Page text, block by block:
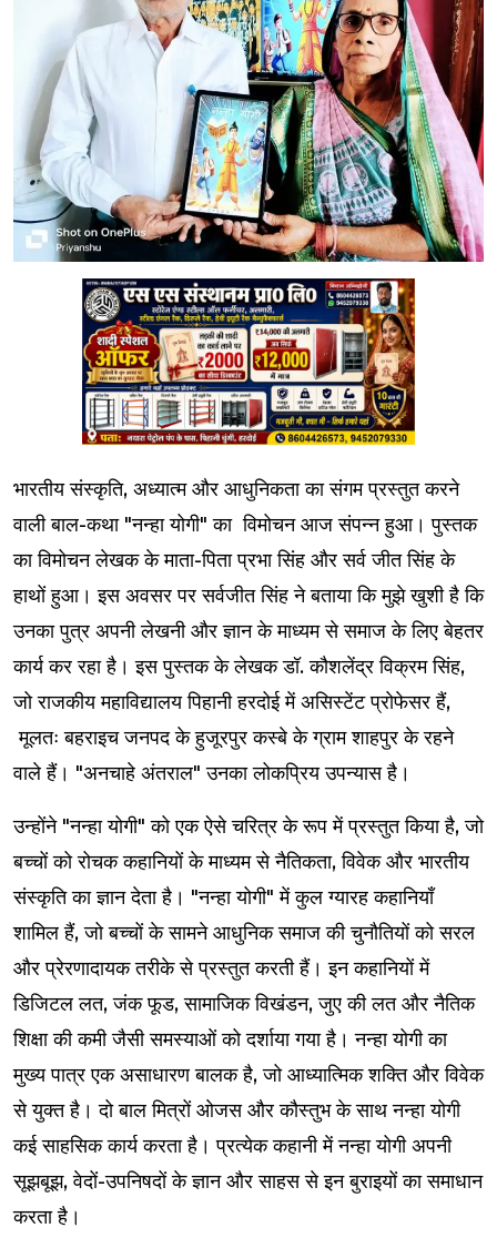
भारतीय संस्कृति, अध्यात्म और आधुनिकता का संगम प्रस्तुत करने
वाली बाल-कथा "नन्हा योगी" का विमोचन आज संपन्न हुआ। पुस्तक
का विमोचन लेखक के माता-पिता प्रभा सिंह और सर्व जीत सिंह के
हाथों हुआ। इस अवसर पर सर्वजीत सिंह ने बताया कि मुझे खुशी है कि
उनका पुत्र अपनी लेखनी और ज्ञान के माध्यम से समाज के लिए बेहतर
कार्य कर रहा है। इस पुस्तक के लेखक डॉ. कौशलेंद्र विक्रम सिंह,
जो राजकीय महाविद्यालय पिहानी हरदोई में असिस्टेंट प्रोफेसर हैं,
मूलतः बहराइच जनपद के हुजूरपुर कस्बे के ग्राम शाहपुर के रहने
वाले हैं। "अनचाहे अंतराल" उनका लोकप्रिय उपन्यास है।
उन्होंने "नन्हा योगी" को एक ऐसे चरित्र के रूप में प्रस्तुत किया है, जो
बच्चों को रोचक कहानियों के माध्यम से नैतिकता, विवेक और भारतीय
संस्कृति का ज्ञान देता है। "नन्हा योगी" में कुल ग्यारह कहानियाँ
शामिल हैं, जो बच्चों के सामने आधुनिक समाज की चुनौतियों को सरल
और प्रेरणादायक तरीके से प्रस्तुत करती हैं। इन कहानियों में
डिजिटल लत, जंक फूड, सामाजिक विखंडन, जुए की लत और नैतिक
शिक्षा की कमी जैसी समस्याओं को दर्शाया गया है। नन्हा योगी का
मुख्य पात्र एक असाधारण बालक है, जो आध्यात्मिक शक्ति और विवेक
से युक्त है। दो बाल मित्रों ओजस और कौस्तुभ के साथ नन्हा योगी
कई साहसिक कार्य करता है। प्रत्येक कहानी में नन्हा योगी अपनी
सूझबूझ, वेदों-उपनिषदों के ज्ञान और साहस से इन बुराइयों का समाधान
करता है।